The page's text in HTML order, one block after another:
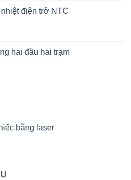
điện trở NTC
hai đầu hai trạm
bằng laser